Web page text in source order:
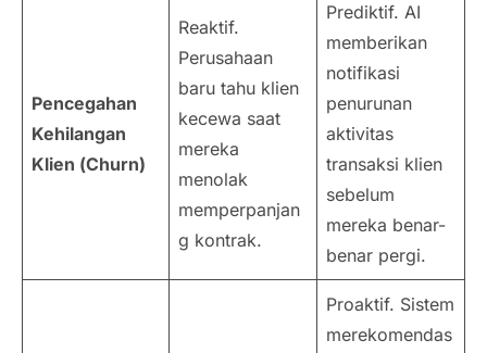
Pencegahan
Kehilangan
Klien (Churn)
Reaktif.
Perusahaan
baru tahu klien
kecewa saat
mereka
menolak
memperpanjan
g kontrak.
Prediktif. AI
memberikan
notifikasi
penurunan
aktivitas
transaksi klien
sebelum
mereka benar-
benar pergi.
Proaktif. Sistem
merekomendas